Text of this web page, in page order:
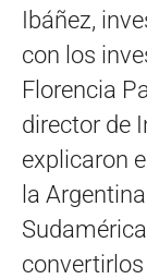
Ibáñez,
con los
Florencia
director de
explicaron
la